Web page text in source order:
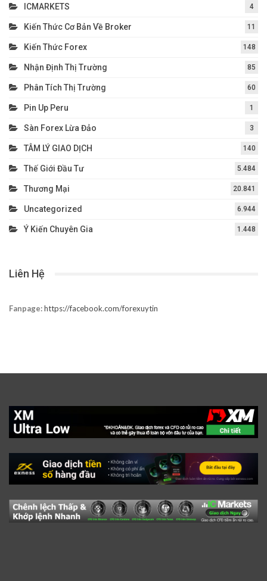
ICMARKETS 4
Kiến Thức Cơ Bản Về Broker 11
Kiến Thức Forex 148
Nhận Định Thị Trường 85
Phân Tích Thị Trường 60
Pin Up Peru 1
Sàn Forex Lừa Đảo 3
TÂM LÝ GIAO DỊCH 140
Thế Giới Đầu Tư 5.484
Thương Mại 20.841
Uncategorized 6.944
Ý Kiến Chuyên Gia 1.448
Liên Hệ
Fanpage:https://facebook.com/forexuytin